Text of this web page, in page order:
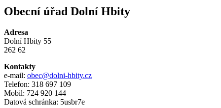
Obecní úřad Dolní Hbity
Adresa
Dolní Hbity 55
262 62
Kontakty
e-mail: obec@dolni-hbity.cz
Telefon: 318 697 109
Mobil: 724 920 144
Datová schránka: 5usbr7e